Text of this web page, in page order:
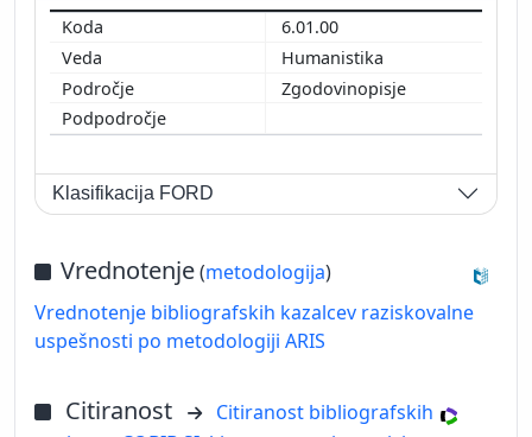
6.01.00
Humanistika
Zgodovinopisje
Klasifikacija FORD
Vrednotenje(metodologija)
Vrednotenje bibliografskih kazalcev raziskovalne
uspešnosti po metodologiji ARIS
Citiranost
Citiranost bibliografskih